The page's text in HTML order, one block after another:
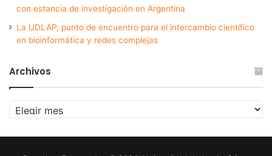
con estancia de investigación en Argentina
La UDLAP, punto de encuentro para el intercambio científico
en bioinformática y redes complejas
Archivos
Archivos